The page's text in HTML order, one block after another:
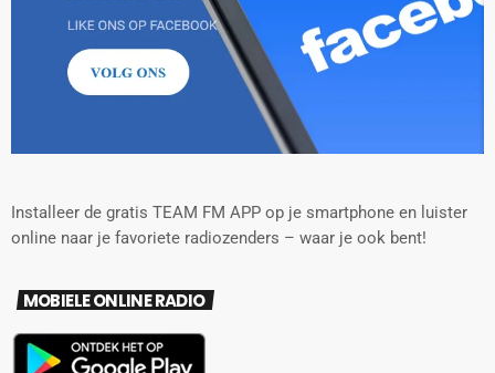
Installeer de gratis TEAM FM APP op je smartphone en luister
online naar je favoriete radiozenders – waar je ook bent!
MOBIELE ONLINE RADIO